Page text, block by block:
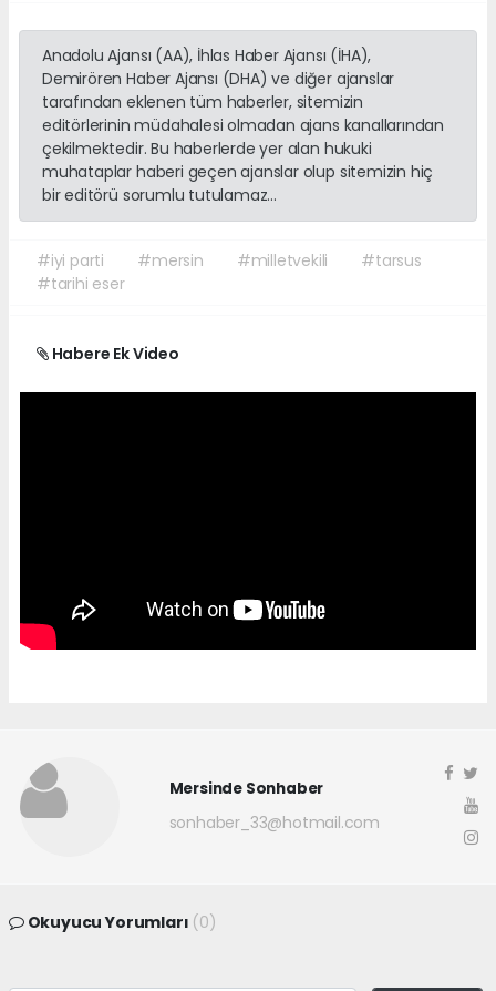
Anadolu Ajansı (AA), İhlas Haber Ajansı (İHA),
Demirören Haber Ajansı (DHA) ve diğer ajanslar
tarafından eklenen tüm haberler, sitemizin
editörlerinin müdahalesi olmadan ajans kanallarından
çekilmektedir. Bu haberlerde yer alan hukuki
muhataplar haberi geçen ajanslar olup sitemizin hiç
bir editörü sorumlu tutulamaz...
#iyi parti #mersin #milletvekili
#tarsus
#tarihi eser
Habere Ek Video
Mersinde Sonhaber
sonhaber_33@hotmail.com
Okuyucu Yorumları (0)